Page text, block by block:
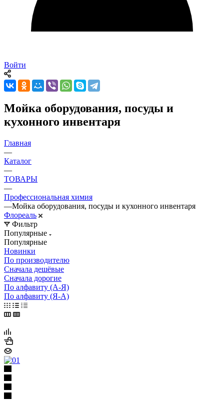
Войти
Мойка оборудования, посуды и
кухонного инвентаря
Главная
—
Каталог
—
ТОВАРЫ
—
Профессиональная химия
—Мойка оборудования, посуды и кухонного инвентаря
Флореаль
Фильтр
Популярные
Популярные
Новинки
По производителю
Сначала дешёвые
Сначала дорогие
По алфавиту (А-Я)
По алфавиту (Я-А)